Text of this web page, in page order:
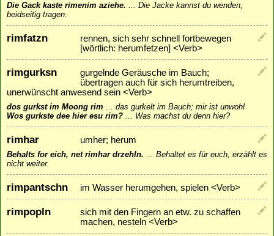
Die Gack kaste rimenim aziehe. ... Die Jacke kannst du wenden,
beidseitig tragen.
rimfatzn
rennen, sich sehr schnell fortbewegen
[wörtlich: herumfetzen] <Verb>
rimgurksn
gurgelnde Geräusche im Bauch;
übertragen auch für sich herumtreiben,
unerwünscht anwesend sein <Verb>
dos gurkst im Moong rim ... das gurkelt im Bauch; mir ist unwohl
Wos gurkste dee hier esu rim? ... Was machst du denn hier?
rimhar umher; herum
Behalts for eich, net rimhar drzehln. ... Behaltet es für euch, erzählt es
nicht weiter.
rimpantschn im Wasser herumgehen, spielen <Verb>
rimpopln
sich mit den Fingern an etw. zu schaffen
machen, nesteln <Verb>